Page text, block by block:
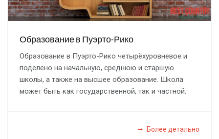
Образование в Пуэрто-Рико
Образование в Пуэрто-Рико четырёхуровневое и
поделено на начальную, среднюю и старшую
школы, а также на высшее образование. Школа
может быть как государственной, так и частной.
Более детально